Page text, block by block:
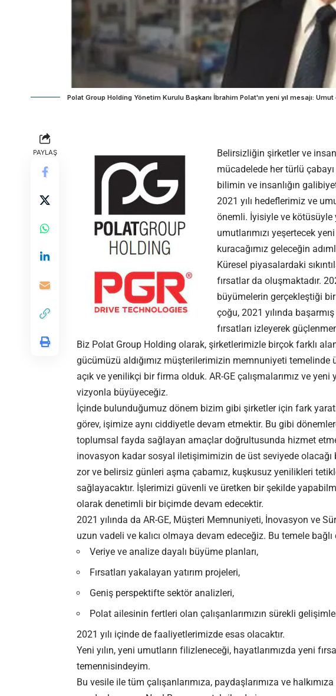
Polat Group Holding Yönetim Kurulu Başkanı İbrahim Polat'ın yeni yıl mesajı: Umut
PAYLAŞ
Belirsizliğin şirketler ve
mücadelede her türlü çabayı
bilimin ve insanlığın
2021 yılı hedeflerimiz ve
önemli. İyisiyle ve kötüsüyle
umutlarımızı yeşertecek
kuracağımız geleceğin
Küresel piyasalardaki
fırsatlar da oluşmaktadır.
büyümelerin gerçekleştiği
çoğu, 2021 yılında
fırsatları izleyerek
Biz Polat Group Holding olarak, şirketlerimizle birçok farklı
gücümüzü aldığımız müşterilerimizin memnuniyeti
açık ve yenilikçi bir firma olduk. AR-GE çalışmalarımız ve yeni
vizyonla büyüyeceğiz.
İçinde bulunduğumuz dönem bizim gibi şirketler için fark
görev, işimize aynı ciddiyetle devam etmektir. Bu gibi
toplumsal fayda sağlayan amaçlar doğrultusunda hizmet
inovasyon kadar sosyal iletişimimizin de üst seviyede olacağı
zor ve belirsiz günleri aşma çabamız, kuşkusuz yenilikleri
sağlayacaktır. İşlerimizi güvenli ve üretken bir şekilde
olarak denetimli bir biçimde devam edecektir.
2021 yılında da AR-GE, Müşteri Memnuniyeti, İnovasyon ve
uzun vadeli ve kalıcı olmaya devam edeceğiz. Bu temele bağlı
Veriye ve analize dayalı büyüme planları,
Fırsatları yakalayan yatırım projeleri,
Geniş perspektifte sektör analizleri,
Polat ailesinin fertleri olan çalışanlarımızın sürekli
2021 yılı içinde de faaliyetlerimizde esas olacaktır.
Yeni yılın, yeni umutların filizleneceği, hayatlarımızda yeni
temennisindeyim.
Bu vesile ile tüm çalışanlarımıza, paydaşlarımıza ve